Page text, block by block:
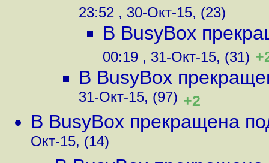
23:52 , 30-Окт-15, (23)
В BusyBox
00:19 , 31-Окт-15, (31)
В BusyBox
31-Окт-15, (97) +2
В BusyBox прекращена
Окт-15, (14)